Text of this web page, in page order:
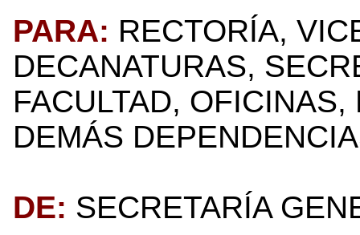
PARA: RECTORÍA,
DECANATURAS,
FACULTAD,
DEMÁS
DE: SECRETARÍA